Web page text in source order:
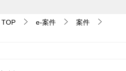
TOP e-案件
案件